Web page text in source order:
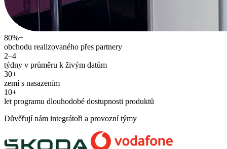
80%+
obchodu realizovaného přes partnery
2–4
týdny v průměru k živým datům
30+
zemí s nasazením
10+
let programu dlouhodobé dostupnosti produktů
Důvěřují nám integrátoři a provozní týmy